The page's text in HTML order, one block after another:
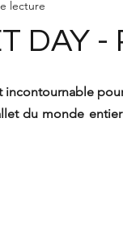
DAY -
lecture
du monde